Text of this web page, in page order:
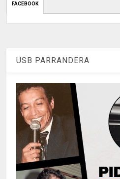
FACEBOOK
USB PARRANDERA